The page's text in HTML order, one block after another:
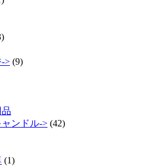
> (9)
ンドル-> (42)
(1)